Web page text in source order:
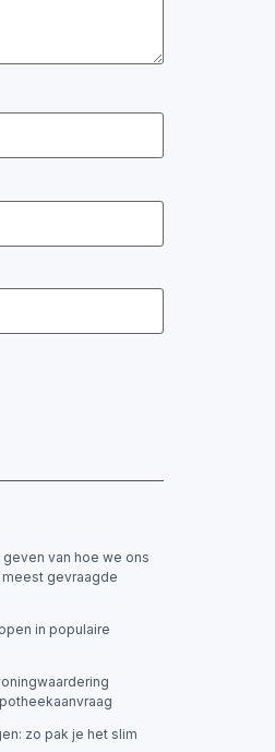
van hoe we ons
gevraagde
in populaire
zo pak je het slim